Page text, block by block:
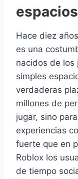
Hace diez
es una
nacidos de los
simples
verdaderas
millones de
jugar, sino
experiencias
fuerte que en
Roblox los
de tiempo